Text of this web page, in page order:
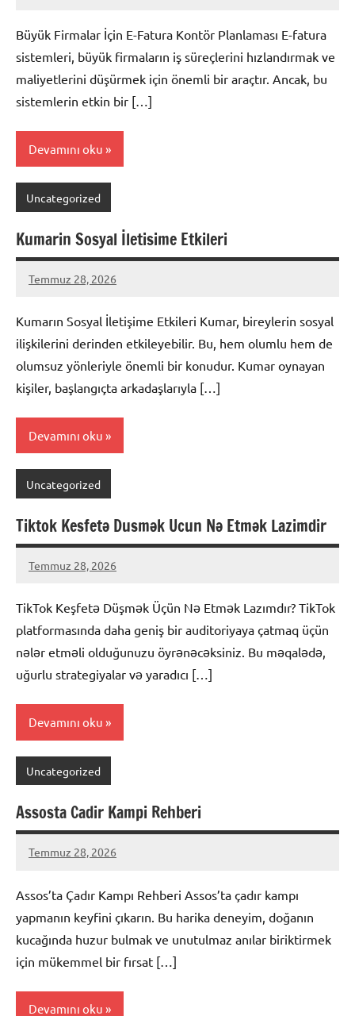
Büyük Firmalar İçin E-Fatura Kontör Planlaması E-fatura
sistemleri, büyük firmaların iş süreçlerini hızlandırmak ve
maliyetlerini düşürmek için önemli bir araçtır. Ancak, bu
sistemlerin etkin bir […]
Devamını oku
Uncategorized
Kumarin Sosyal İletisime Etkileri
Temmuz 28, 2026
admin
Yorum
Kumarın Sosyal İletişime Etkileri Kumar, bireylerin sosyal
ilişkilerini derinden etkileyebilir. Bu, hem olumlu hem de
olumsuz yönleriyle önemli bir konudur. Kumar oynayan
kişiler, başlangıçta arkadaşlarıyla […]
Devamını oku
Uncategorized
Tiktok Kesfetə Dusmək Ucun Nə Etmək Lazimdir
Temmuz 28, 2026
admin
Yorum
TikTok Keşfetə Düşmək Üçün Nə Etmək Lazımdır? TikTok
platformasında daha geniş bir auditoriyaya çatmaq üçün
nələr etməli olduğunuzu öyrənəcəksiniz. Bu məqalədə,
uğurlu strategiyalar və yaradıcı […]
Devamını oku
Uncategorized
Assosta Cadir Kampi Rehberi
Temmuz 28, 2026
admin
Yorum
Assos’ta Çadır Kampı Rehberi Assos’ta çadır kampı
yapmanın keyfini çıkarın. Bu harika deneyim, doğanın
kucağında huzur bulmak ve unutulmaz anılar biriktirmek
için mükemmel bir fırsat […]
Devamını oku